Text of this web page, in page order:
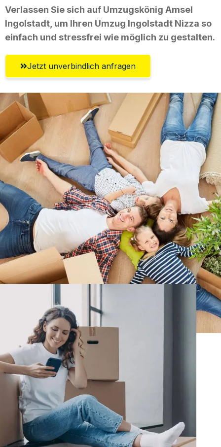
Verlassen Sie sich auf Umzugskönig Amsel
Ingolstadt, um Ihren Umzug Ingolstadt Nizza so
einfach und stressfrei wie möglich zu gestalten.
Jetzt unverbindlich anfragen